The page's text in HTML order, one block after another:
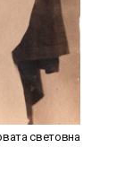
световна